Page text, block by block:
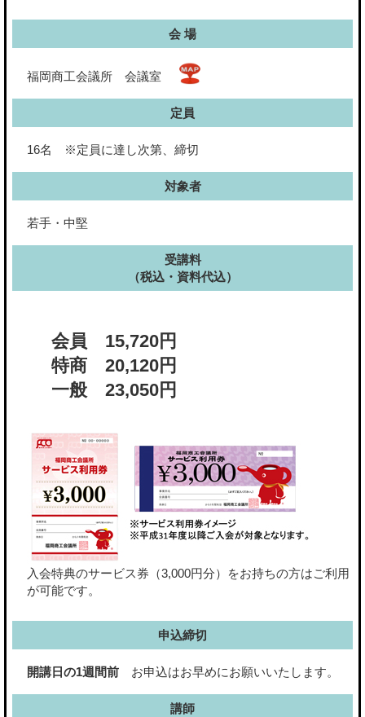
会 場
福岡商工会議所 会議室
定員
16名 ※定員に達し次第、締切
対象者
若手・中堅
受講料
（税込・資料代込）
会員 15,720円
特商 20,120円
一般 23,050円
入会特典のサービス券（3,000円分）をお持ちの方はご利用
が可能です。
申込締切
開講日の1週間前 お申込はお早めにお願いいたします。
講師